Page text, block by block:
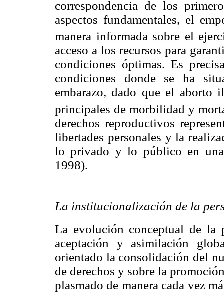
correspondencia de los
aspectos fundamentales, el
manera informada sobre el
acceso a los recursos para
condiciones óptimas. Es
condiciones donde se ha
embarazo, dado que el aborto
principales de morbilidad y
derechos reproductivos
libertades personales y la
lo privado y lo público en
1998).
La institucionalización de la
La evolución conceptual de la
aceptación y asimilación
orientado la consolidación del
de derechos y sobre la
plasmado de manera cada vez